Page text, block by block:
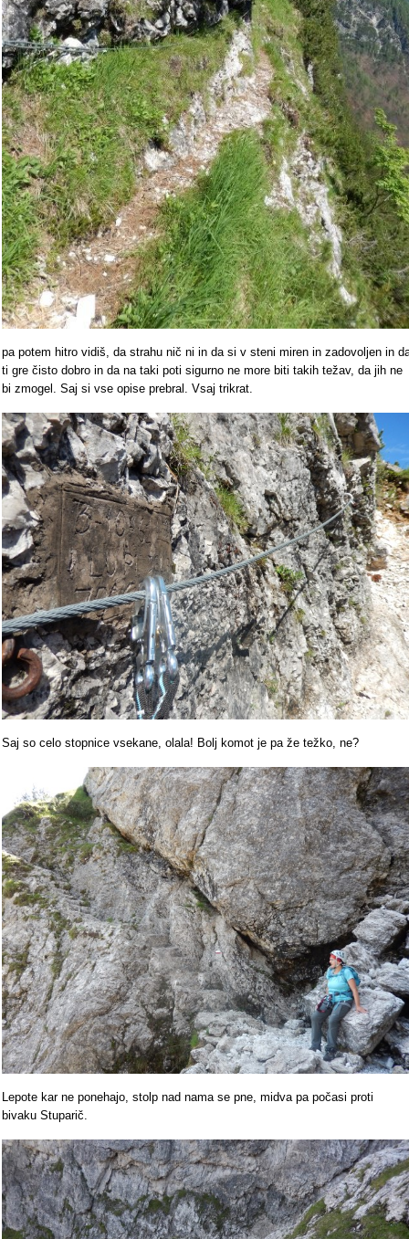
pa potem hitro vidiš, da strahu nič ni in da si v steni miren in zadovoljen in
ti gre čisto dobro in da na taki poti sigurno ne more biti takih težav, da jih ne
bi zmogel. Saj si vse opise prebral. Vsaj trikrat.
Saj so celo stopnice vsekane, olala! Bolj komot je pa že težko, ne?
Lepote kar ne ponehajo, stolp nad nama se pne, midva pa počasi proti
bivaku Stuparič.